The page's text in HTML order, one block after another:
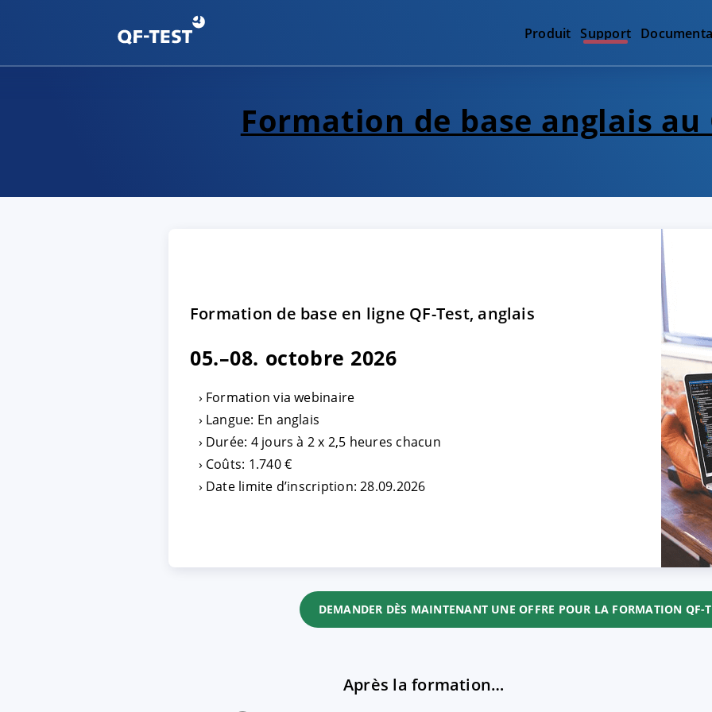
Produit Support
Formation de base anglais au
Formation de base en ligne QF-Test, anglais
05.–08. octobre 2026
Formation via webinaire
Langue: En anglais
Durée: 4 jours à 2 x 2,5 heures chacun
Coûts: 1.740 €
Date limite d’inscription: 28.09.2026
DEMANDER DÈS MAINTENANT UNE OFFRE POUR LA FORMATION QF-
Après la formation…
Mentions légales|